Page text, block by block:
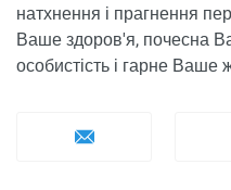
натхнення і прагнення
Ваше здоров'я, почесна
особистість і гарне Ваше